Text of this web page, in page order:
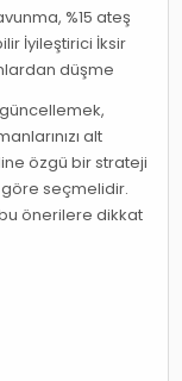
%15 ateş
İyileştirici İksir
düşme
güncellemek,
alt
özgü bir strateji
göre seçmelidir.
bu önerilere dikkat